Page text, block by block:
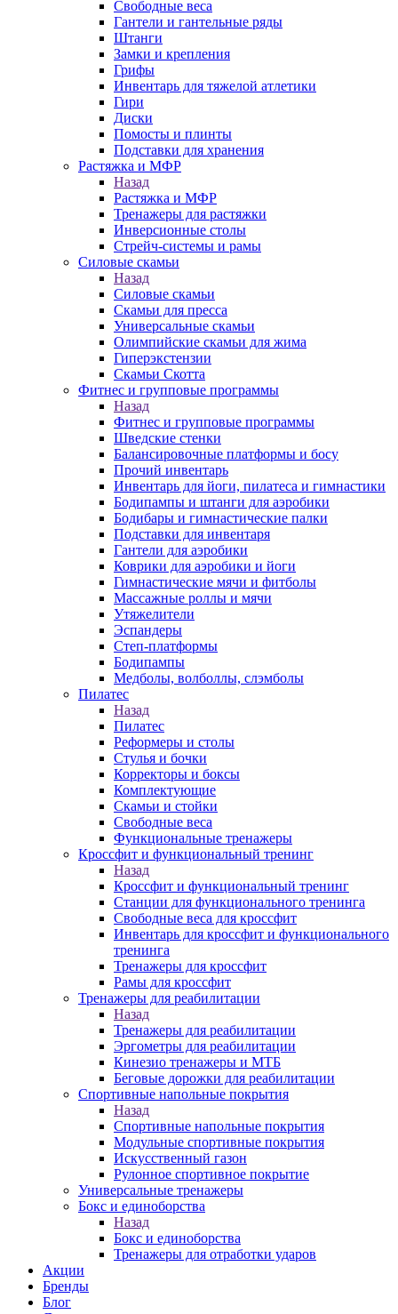
Свободные веса
Гантели и гантельные ряды
Штанги
Замки и крепления
Грифы
Инвентарь для тяжелой атлетики
Гири
Диски
Помосты и плинты
Подставки для хранения
Растяжка и МФР
Назад
Растяжка и МФР
Тренажеры для растяжки
Инверсионные столы
Стрейч-системы и рамы
Силовые скамьи
Назад
Силовые скамьи
Скамьи для пресса
Универсальные скамьи
Олимпийские скамьи для жима
Гиперэкстензии
Скамьи Скотта
Фитнес и групповые программы
Назад
Фитнес и групповые программы
Шведские стенки
Балансировочные платформы и босу
Прочий инвентарь
Инвентарь для йоги, пилатеса и гимнастики
Бодипампы и штанги для аэробики
Бодибары и гимнастические палки
Подставки для инвентаря
Гантели для аэробики
Коврики для аэробики и йоги
Гимнастические мячи и фитболы
Массажные роллы и мячи
Утяжелители
Эспандеры
Степ-платформы
Бодипампы
Медболы, волболлы, слэмболы
Пилатес
Назад
Пилатес
Реформеры и столы
Стулья и бочки
Корректоры и боксы
Комплектующие
Скамьи и стойки
Свободные веса
Функциональные тренажеры
Кроссфит и функциональный тренинг
Назад
Кроссфит и функциональный тренинг
Станции для функционального тренинга
Свободные веса для кроссфит
Инвентарь для кроссфит и функционального
тренинга
Тренажеры для кроссфит
Рамы для кроссфит
Тренажеры для реабилитации
Назад
Тренажеры для реабилитации
Эргометры для реабилитации
Кинезио тренажеры и МТБ
Беговые дорожки для реабилитации
Спортивные напольные покрытия
Назад
Спортивные напольные покрытия
Модульные спортивные покрытия
Искусственный газон
Рулонное спортивное покрытие
Универсальные тренажеры
Бокс и единоборства
Назад
Бокс и единоборства
Тренажеры для отработки ударов
Акции
Бренды
Блог